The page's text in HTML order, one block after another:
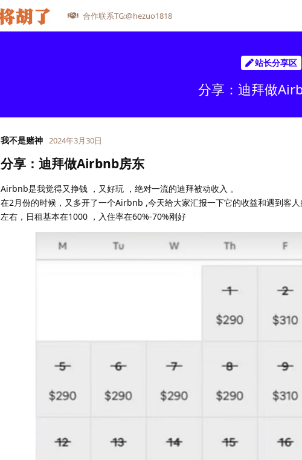
合作联系TG:@hezuo1818
站长分享区
分享：迪拜做
我不是赌神 2024年3月30日
分享：迪拜做Airbnb房东
Airbnb是我觉得又挣钱 ，又好玩 ，绝对一流的迪拜被动收入 。
在2月份的时候，又多开了一个Airbnb ,今天给大家汇报一下它的收益和遇到客
左右，日租基本在1000 ，入住率在60%-70%刚好